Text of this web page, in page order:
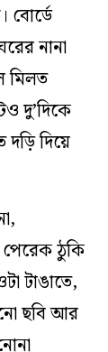
বোর্ডে
নানা
মিলত
দু’দিকে
দিয়ে
পেরেক ঠুকি
টাঙাতে,
ছবি আর